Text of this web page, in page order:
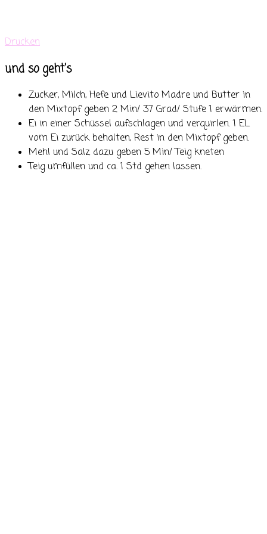
Drucken
und so geht's
Zucker, Milch, Hefe und Lievito Madre und Butter in
den Mixtopf geben 2 Min/ 37 Grad/ Stufe 1 erwärmen.
Ei in einer Schüssel aufschlagen und verquirlen. 1 EL
vom Ei zurück behalten, Rest in den Mixtopf geben.
Mehl und Salz dazu geben 5 Min/ Teig kneten
Teig umfüllen und ca. 1 Std gehen lassen.